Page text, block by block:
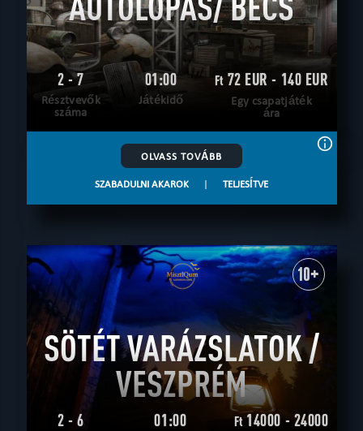
2 - 7
Résztvevők
száma
01:00
Játékidő
Ft72 EUR - 140 EUR
Egy csapatjáték
ára
OLVASS TOVÁBB
SZABADULNI AKAROK | TELJESÍTVE
10+
SÖTÉT VARÁZSLATOK /
VESZPRÉM
2 - 6 01:00 Ft14000 - 24000